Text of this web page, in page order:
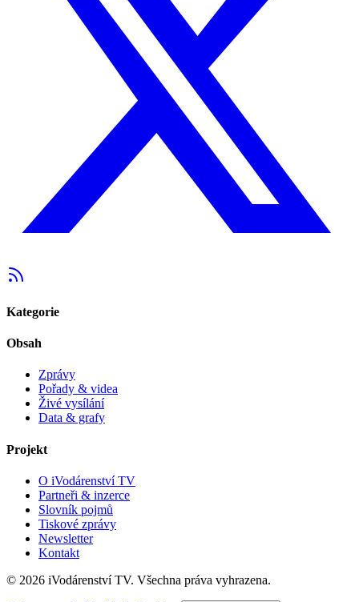
Kategorie
Obsah
Zprávy
Pořady & videa
Živé vysílání
Data & grafy
Projekt
O iVodárenství TV
Partneři & inzerce
Slovník pojmů
Tiskové zprávy
Newsletter
Kontakt
© 2026 iVodárenství TV. Všechna práva vyhrazena.